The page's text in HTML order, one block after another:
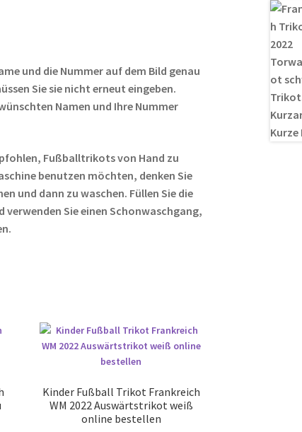
und die Nummer auf dem Bild genau
Sie sie nicht erneut eingeben.
Namen und Ihre Nummer
Fußballtrikots von Hand zu
benutzen möchten, denken Sie
und dann zu waschen. Füllen Sie die
verwenden Sie einen Schonwaschgang,
Kinder Fußball Trikot Frankreich
WM 2022 Auswärtstrikot weiß
online bestellen